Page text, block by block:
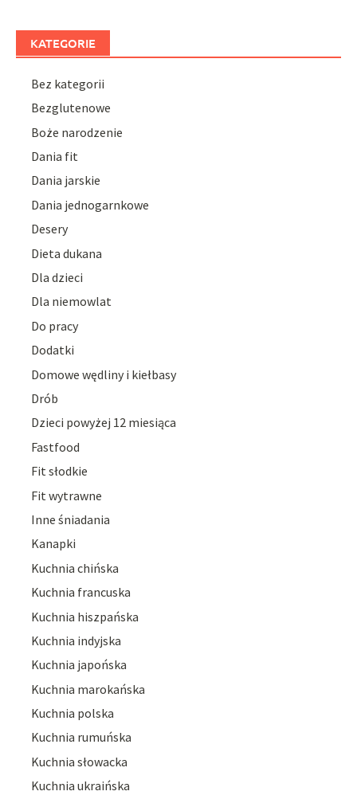
KATEGORIE
Bez kategorii
Bezglutenowe
Boże narodzenie
Dania fit
Dania jarskie
Dania jednogarnkowe
Desery
Dieta dukana
Dla dzieci
Dla niemowlat
Do pracy
Dodatki
Domowe wędliny i kiełbasy
Drób
Dzieci powyżej 12 miesiąca
Fastfood
Fit słodkie
Fit wytrawne
Inne śniadania
Kanapki
Kuchnia chińska
Kuchnia francuska
Kuchnia hiszpańska
Kuchnia indyjska
Kuchnia japońska
Kuchnia marokańska
Kuchnia polska
Kuchnia rumuńska
Kuchnia słowacka
Kuchnia ukraińska